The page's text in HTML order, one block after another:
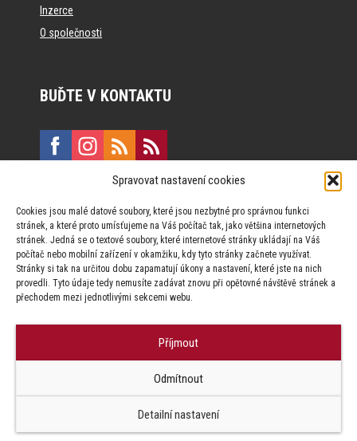
Spravovat nastavení cookies
Cookies jsou malé datové soubory, které jsou nezbytné pro správnou funkci
stránek, a které proto umísťujeme na Váš počítač tak, jako většina internetových
stránek. Jedná se o textové soubory, které internetové stránky ukládají na Váš
počítač nebo mobilní zařízení v okamžiku, kdy tyto stránky začnete využívat.
Stránky si tak na určitou dobu zapamatují úkony a nastavení, které jste na nich
provedli. Tyto údaje tedy nemusíte zadávat znovu při opětovné návštěvě stránek a
přechodem mezi jednotlivými sekcemi webu.
Příjmout
Odmítnout
Detailní nastavení
Inzerce
O společnosti
BUĎTE V KONTAKTU
Vinohradská 190, 130 00 Praha 3
Za publikovaný obsah odpovídají jednotliví autoři.
Factory s.r.o. zapovězeno.